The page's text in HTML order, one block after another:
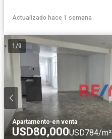
Actualizado hace 1 semana
1 /9
Apartamento·en venta
USD80,000USD784/m²